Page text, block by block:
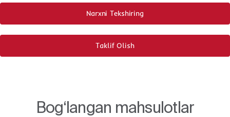
Narxni Tekshiring
Taklif Olish
Bog‘langan mahsulotlar